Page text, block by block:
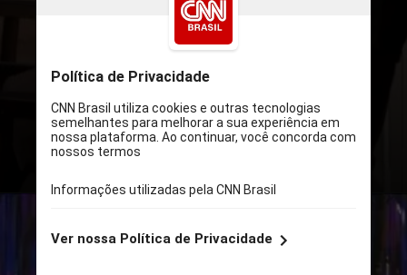
“Oppenheimer”venceu nas
categorias Melhor Filme, Direção,
Ator Coadjuvante (Robert Downey
Fotografia e Elenco